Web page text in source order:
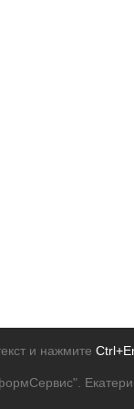
и нажмите